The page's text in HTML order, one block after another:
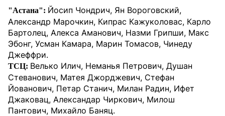
"Астана": Йосип Чондрич, Ян Вороговский,
Александр Марочкин, Кипрас Кажуколовас, Карло
Бартолец, Алекса Аманович, Назми Грипши, Макс
Эбонг, Усман Камара, Марин Томасов, Чинеду
Джеффри.
ТСЦ: Велько Илич, Неманья Петрович, Душан
Стеванович, Матея Джорджевич, Стефан
Йованович, Петар Станич, Милан Радин, Ифет
Джаковац, Александар Чиркович, Милош
Пантович, Михайло Баняц.